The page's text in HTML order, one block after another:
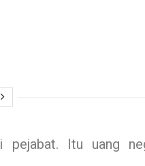
pejabat. Itu uang